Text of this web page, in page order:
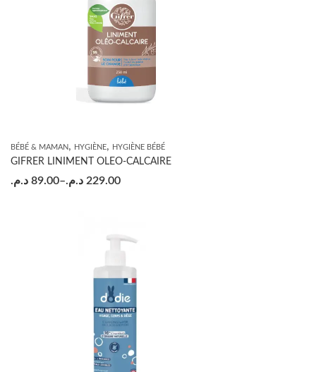
BÉBÉ & MAMAN, HYGIÈNE, HYGIÈNE BÉBÉ
GIFRER LINIMENT OLEO-CALCAIRE
89.00 د.م. – 229.00 د.م.